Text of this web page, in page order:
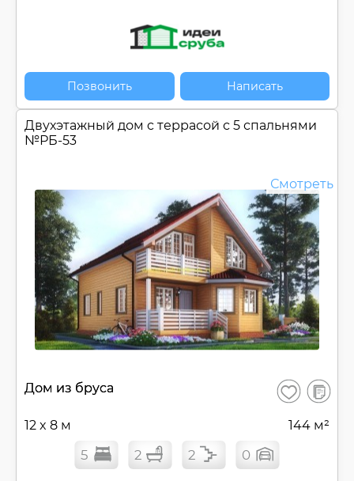
Позвонить Написать
Двухэтажный дом c террасой с 5 спальнями
№РБ-53
Смотреть
Дом из бруса Сохранить
В
12 x 8 м 144 м²
5 2 2 0